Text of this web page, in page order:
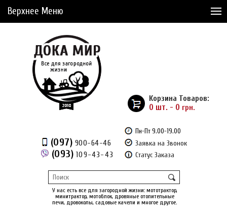
Верхнее Меню
Доставка и Оплата
Рассрочка
Доставка из Америки
Отложенные товары (0)
(097) 900-64-46
(093) 109-43-43
Пн-Пт 9.00-19.00
Заявка на Звонок
Статус Заказа
У нас есть все для загородной жизни: мототрактор,
минитрактор, мотоблок, дровяные отопительные
печи, дровоколы, садовые качели и многое другое.
Корзина Товаров:
0 шт. - 0 грн.